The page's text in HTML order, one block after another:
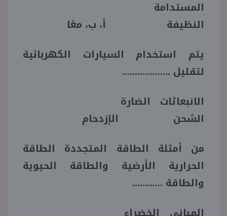
المستدامة
النظيفة أ، ب، معًا
يتم استخدام السيارات الكهربائية
لتقليل ...................
الانبعاثات الضارة
الشحن الإزدحام
من أمثلة الطاقة المتجددة الطاقة
الحرارية الأرضية والطاقة الحيوية
والطاقة ............